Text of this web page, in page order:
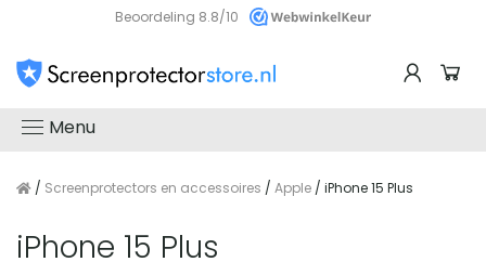
Beoordeling 8.8/10
Menu
/ Screenprotectors en accessoires / Apple / iPhone 15 Plus
iPhone 15 Plus